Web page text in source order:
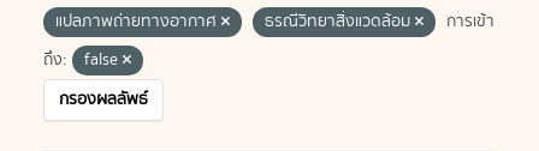
แปลภาพถ่ายทางอากาศ ธรณีวิทยาสิ่งแวดล้อม
การเข้า
ถึง:
false
กรองผลลัพธ์